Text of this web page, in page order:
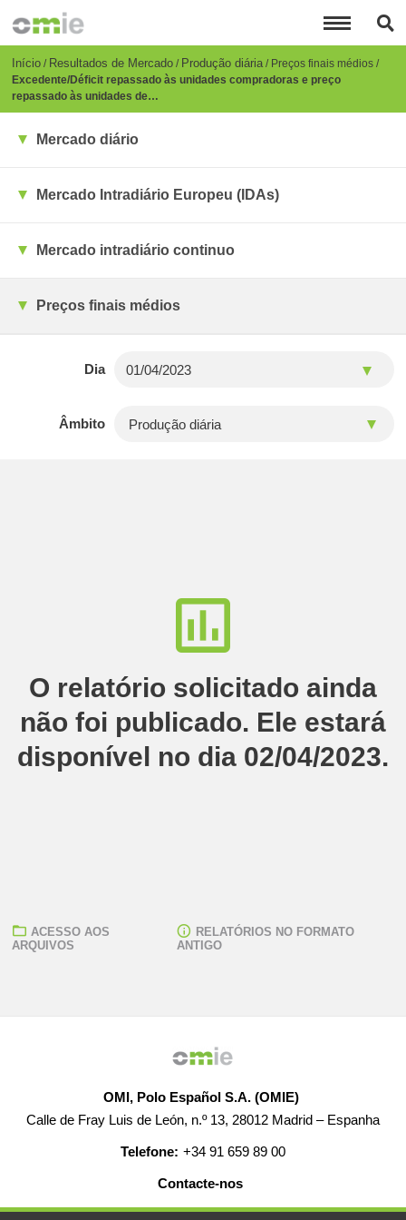
para
conteúdo
principal
Breadcrumb
Início Resultados de Mercado Produção diária Preços finais médios
Excedente/Déficit repassado às unidades compradoras e preço
repassado às unidades de…
Mercado diário
Mercado Intradiário Europeu (IDAs)
Mercado intradiário continuo
Preços finais médios
Dia
Âmbito
O relatório solicitado ainda
não foi publicado. Ele estará
disponível no dia 02/04/2023.
ACESSO AOS
ARQUIVOS
RELATÓRIOS NO FORMATO
ANTIGO
OMI, Polo Español S.A. (OMIE)
Calle de Fray Luis de León, n.º 13, 28012 Madrid – Espanha
Telefone: +34 91 659 89 00
Contacte-nos